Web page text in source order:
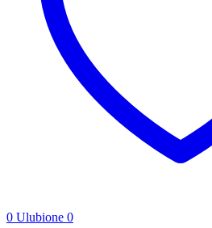
0 Ulubione 0